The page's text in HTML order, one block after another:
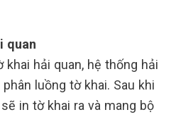
quan
khai hải quan, hệ thống hải
luồng tờ khai. Sau khi
in tờ khai ra và mang bộ